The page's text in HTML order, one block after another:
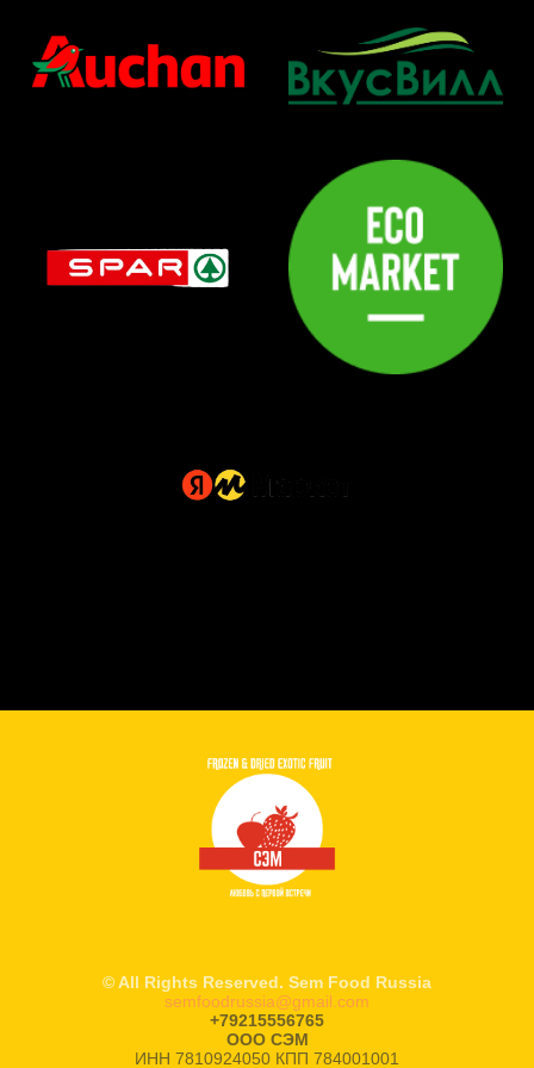
© All Rights Reserved. Sem Food Russia
semfoodrussia@gmail.com
+79215556765
ООО СЭМ
ИНН 7810924050 КПП 784001001